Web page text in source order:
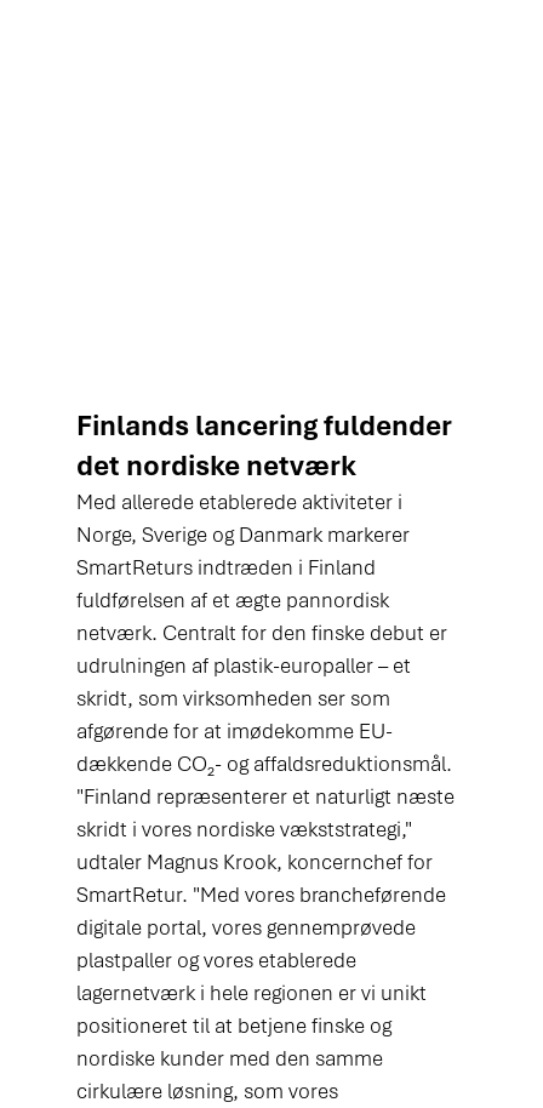
Finlands lancering fuldender
det nordiske netværk
Med allerede etablerede aktiviteter i
Norge, Sverige og Danmark markerer
SmartReturs indtræden i Finland
fuldførelsen af et ægte pannordisk
netværk. Centralt for den finske debut er
udrulningen af plastik-europaller – et
skridt, som virksomheden ser som
afgørende for at imødekomme EU-
dækkende CO₂- og affaldsreduktionsmål.
"Finland repræsenterer et naturligt næste
skridt i vores nordiske vækststrategi,"
udtaler Magnus Krook, koncernchef for
SmartRetur. "Med vores brancheførende
digitale portal, vores gennemprøvede
plastpaller og vores etablerede
lagernetværk i hele regionen er vi unikt
positioneret til at betjene finske og
nordiske kunder med den samme
cirkulære løsning, som vores